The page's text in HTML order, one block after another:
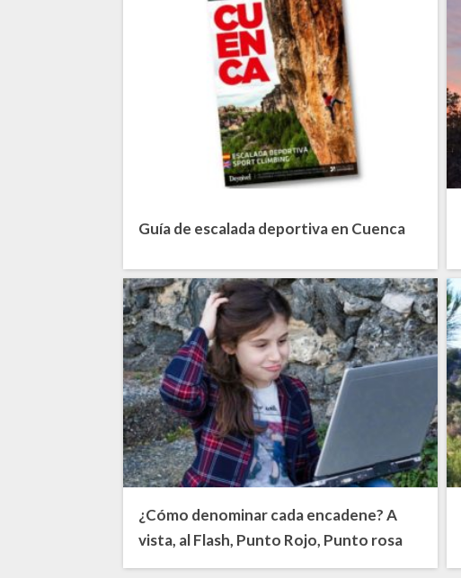
Guía de escalada deportiva en Cuenca
¿Cómo denominar cada encadene? A
vista, al Flash, Punto Rojo, Punto rosa